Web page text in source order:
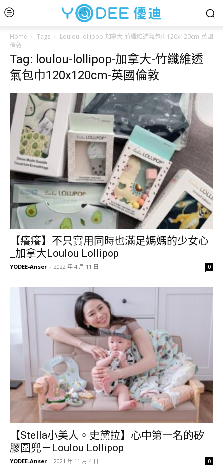
Home Tags
Loulou-lollipop-加拿大-竹纖維透氣包巾120x120cm-英國
倫敦
Tag: loulou-lollipop-加拿大-竹纖維透
氣包巾120x120cm-英國倫敦
【癢癢】不只實用同時也滿足媽媽的少女心
_加拿大Loulou Lollipop
YODEE-Anser - 2022 年 4 月 11 日 0
【Stella小美人。史黛拉】心中第一名的矽
膠圍兜－Loulou Lollipop
YODEE-Anser - 2021 年 11 月 4 日 0